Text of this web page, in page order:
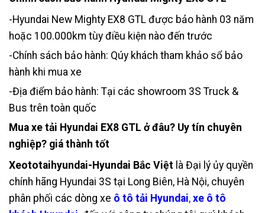
-Hyundai New Mighty EX8 GTL được bảo hành 03 năm
hoặc 100.000km tùy điều kiện nào đến trước
-Chính sách bảo hành: Qúy khách tham khảo sổ bảo
hành khi mua xe
-Địa điểm bảo hành: Tại các showroom 3S Truck &
Bus trên toàn quốc
Mua xe tải Hyundai EX8 GTL ở đâu? Uy tín chuyên
nghiệp? giá thành tốt
Xeototaihyundai-Hyundai Bắc Việt là Đại lý ủy quyền
chính hãng Hyundai 3S tại Long Biên, Hà Nội, chuyên
phân phối các dòng xe ô tô tải Hyundai, xe ô tô